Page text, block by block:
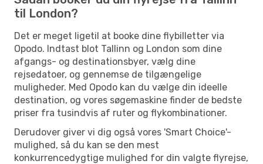
til London?
Det er meget ligetil at booke dine flybilletter via
Opodo. Indtast blot Tallinn og London som dine
afgangs- og destinationsbyer, vælg dine
rejsedatoer, og gennemse de tilgængelige
muligheder. Med Opodo kan du vælge din ideelle
destination, og vores søgemaskine finder de bedste
priser fra tusindvis af ruter og flykombinationer.
Derudover giver vi dig også vores 'Smart Choice'-
mulighed, så du kan se den mest
konkurrencedygtige mulighed for din valgte flyrejse,